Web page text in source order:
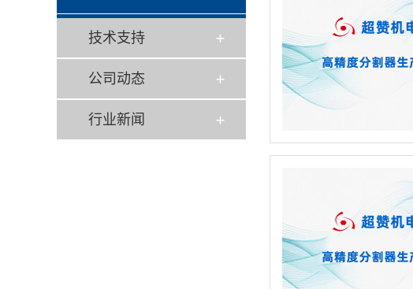
技术支持
公司动态
行业新闻